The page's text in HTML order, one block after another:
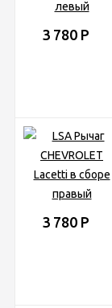
3 780 Р
3 780 Р